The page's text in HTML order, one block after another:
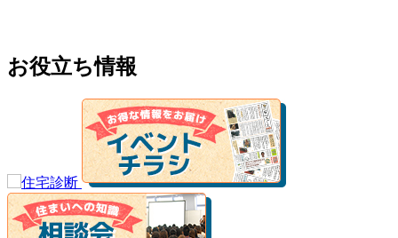
お役立ち情報